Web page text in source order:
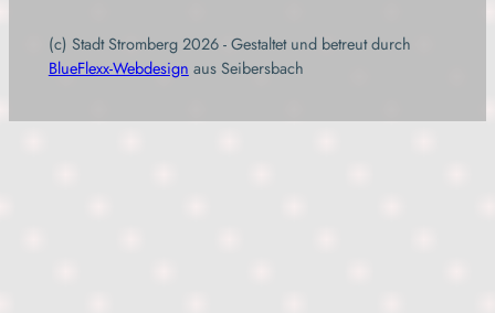
(c) Stadt Stromberg 2026 - Gestaltet und betreut durch
BlueFlexx-Webdesign aus Seibersbach